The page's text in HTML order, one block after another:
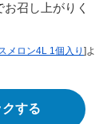
召し上がりく
メロン4L 1個入り ]よ
する